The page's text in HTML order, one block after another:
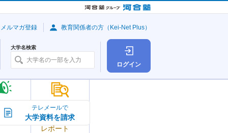
ログイン
学
大学の今
トピック＆
レポート
大学名検索
ルマガ登録 教育関係者の方（Kei-Net Plus）
テレメールで
大学資料を請求